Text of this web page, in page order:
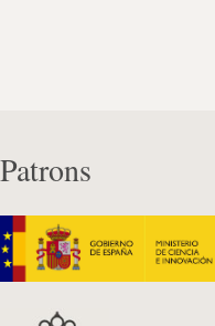
Patrons